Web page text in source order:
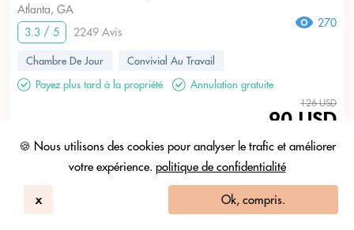
🍪 Nous utilisons des cookies pour analyser le trafic et améliorer
votre expérience. politique de confidentialité
x Ok, compris.
Atlanta, GA
3.3 / 5
2249 Avis
270
Chambre De Jour
Convivial Au Travail
Payez plus tard à la propriété
Annulation gratuite
126 USD
90 USD
10am - 6pm
Posez n'importe quelle